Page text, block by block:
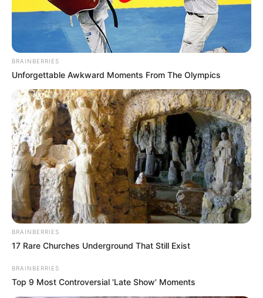
összetörte.
BRAINBERRIES
Unforgettable Awkward Moments From The Olympics
BRAINBERRIES
17 Rare Churches Underground That Still Exist
BRAINBERRIES
Top 9 Most Controversial 'Late Show' Moments